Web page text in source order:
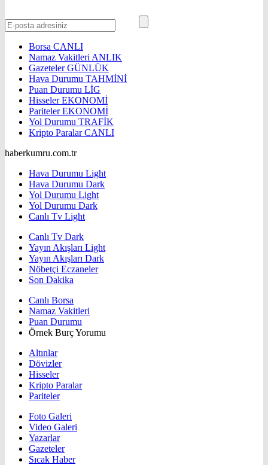
Borsa CANLI
Namaz Vakitleri ANLIK
GazetelerGÜNLÜK
Hava Durumu TAHMİNİ
Puan Durumu LİG
HisselerEKONOMİ
ParitelerEKONOMİ
Yol Durumu TRAFİK
Kripto ParalarCANLI
haberkumru.com.tr
Hava Durumu Light
Hava Durumu Dark
Yol Durumu Light
Yol Durumu Dark
Canlı Tv Light
Canlı Tv Dark
Yayın Akışları Light
Yayın Akışları Dark
Nöbetçi Eczaneler
Son Dakika
Canlı Borsa
Namaz Vakitleri
Puan Durumu
Örnek Burç Yorumu
Altınlar
Dövizler
Hisseler
Kripto Paralar
Pariteler
Foto Galeri
Video Galeri
Yazarlar
Gazeteler
Sıcak Haber